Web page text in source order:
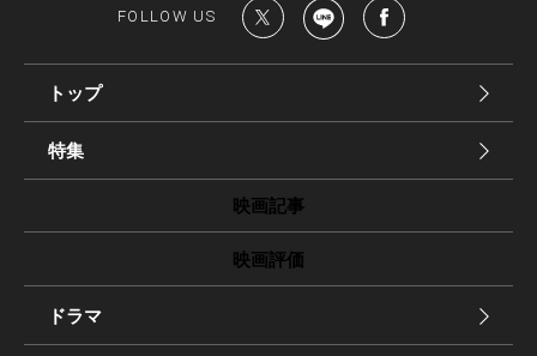
FOLLOW US
トップ
特集
映画記事
映画評価
ドラマ